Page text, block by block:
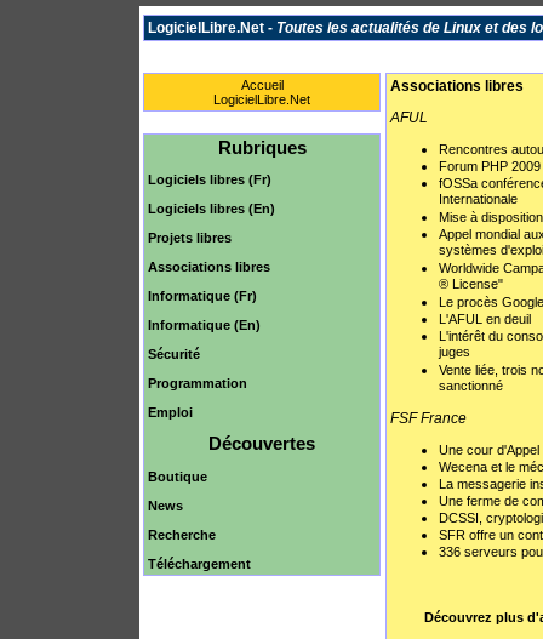
LogicielLibre.Net - Toutes les actualités de Linux et des
Accueil
LogicielLibre.Net
Rubriques
Logiciels libres (Fr)
Logiciels libres (En)
Projets libres
Associations libres
Informatique (Fr)
Informatique (En)
Sécurité
Programmation
Emploi
Découvertes
Boutique
News
Recherche
Téléchargement
Associations libres
AFUL
Rencontres
Forum PHP 2009
fOSSa
Internationale
Mise à
Appel mondial
systèmes
Worldwide
® License"
Le procès
L'AFUL en deuil
L'intérêt du
juges
Vente liée, trois
sanctionné
FSF France
Une cour
Wecena et le
La messagerie
Une ferme de
DCSSI,
SFR offre un
336 serveurs
Découvrez plus